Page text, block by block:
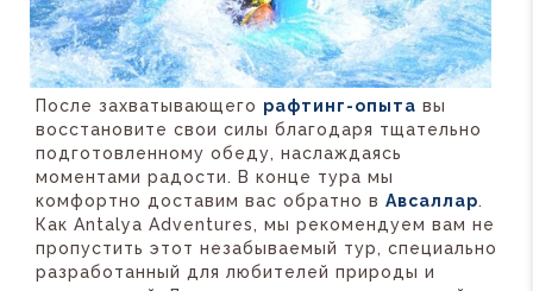
После захватывающего рафтинг-опыта вы
восстановите свои силы благодаря тщательно
подготовленному обеду, наслаждаясь
моментами радости. В конце тура мы
комфортно доставим вас обратно в Авсаллар.
Как Antalya Adventures, мы рекомендуем вам не
пропустить этот незабываемый тур, специально
разработанный для любителей природы и